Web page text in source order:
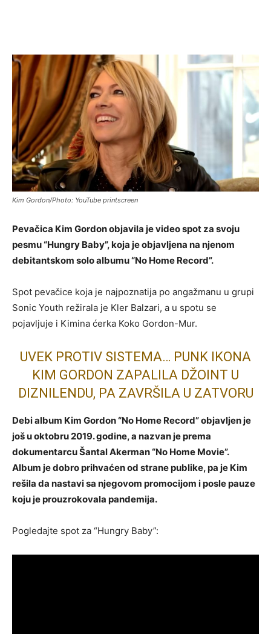
Kim Gordon/Photo: YouTube printscreen
Pevačica Kim Gordon objavila je video spot za svoju
pesmu “Hungry Baby”, koja je objavljena na njenom
debitantskom solo albumu “No Home Record”.
Spot pevačice koja je najpoznatija po angažmanu u grupi
Sonic Youth režirala je Kler Balzari, a u spotu se
pojavljuje i Kimina ćerka Koko Gordon-Mur.
UVEK PROTIV SISTEMA… PUNK IKONA
KIM GORDON ZAPALILA DŽOINT U
DIZNILENDU, PA ZAVRŠILA U ZATVORU
Debi album Kim Gordon “No Home Record” objavljen je
još u oktobru 2019. godine, a nazvan je prema
dokumentarcu Šantal Akerman “No Home Movie”.
Album je dobro prihvaćen od strane publike, pa je Kim
rešila da nastavi sa njegovom promocijom i posle pauze
koju je prouzrokovala pandemija.
Pogledajte spot za “Hungry Baby”: